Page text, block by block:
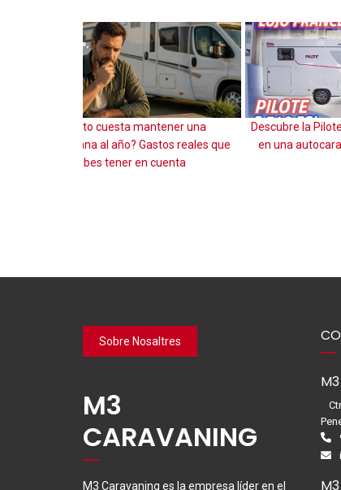
Descubre la Pilote G740FGJ: Lujo y confort
en una autocaravana integral Premium
País
Sobre Nosaltres
M3
CARAVANING
M3 Caravaning es la empresa líder en el